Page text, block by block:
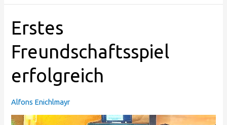
Erstes
Freundschaftsspiel
erfolgreich
Alfons Enichlmayr
Erstes
Freundschaftsspiel
erfolgreich